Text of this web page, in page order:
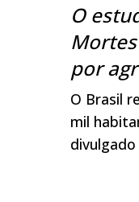
O
por
O Brasil
mil